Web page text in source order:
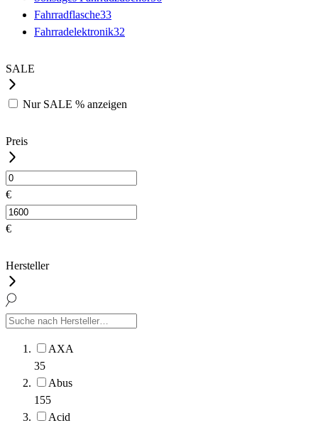
Fahrradflasche33
Fahrradelektronik32
SALE
Nur SALE % anzeigen
Preis
€
€
Hersteller
AXA
35
Abus
155
Acid